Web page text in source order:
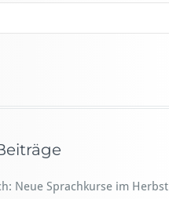
Neue Sprachkurse im Herbst